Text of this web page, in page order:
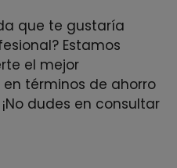
que te gustaría
Estamos
el mejor
términos de ahorro
dudes en consultar